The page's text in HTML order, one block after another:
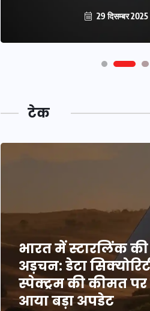
29 दिसम्बर 2025
टेक
भारत में स्टारलिंक
अड़चन: डेटा
स्पेक्ट्रम की कीमत
आया बड़ा अपडेट